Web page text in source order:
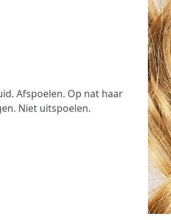
Afspoelen. Op nat haar
Niet uitspoelen.